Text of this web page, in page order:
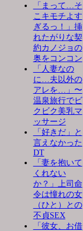
「まって…そ
こキモチよす
ぎるっ！」挿
れたがりな契
約カノジョの
奥をコンコン
「人妻なの
に…夫以外の
アレを…」〜
温泉旅行でビ
クビク美乳マ
ッサージ
「好きだ」と
言えなかった
DT
「妻を抱いて
くれない
か？」上司命
令は憧れの女
（ひと）との
不貞SEX
「彼女、お借